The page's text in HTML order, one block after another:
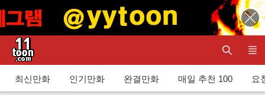
최신만화 인기만화 완결만화 매일 추천 100 요